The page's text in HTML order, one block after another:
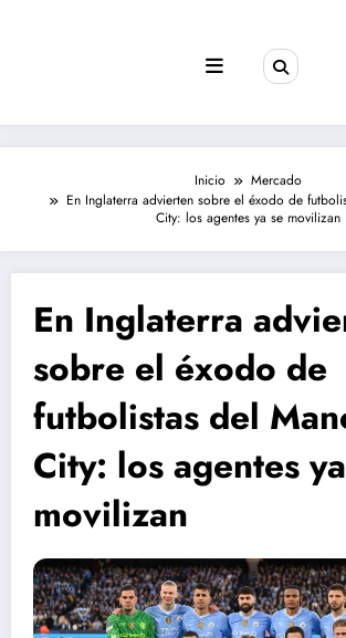
Inicio
Mercado
En Inglaterra advierten sobre el éxodo de
City: los agentes ya se movilizan
En Inglaterra
sobre el éxodo de
futbolistas del
City: los agentes
movilizan